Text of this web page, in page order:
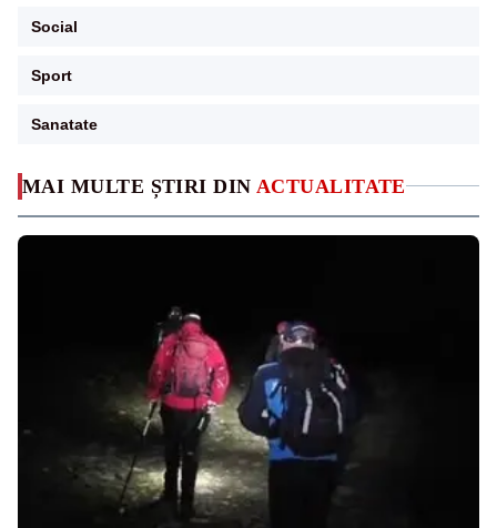
MAI MULTE ȘTIRI DIN ACTUALITATE
Social
Sport
Sanatate